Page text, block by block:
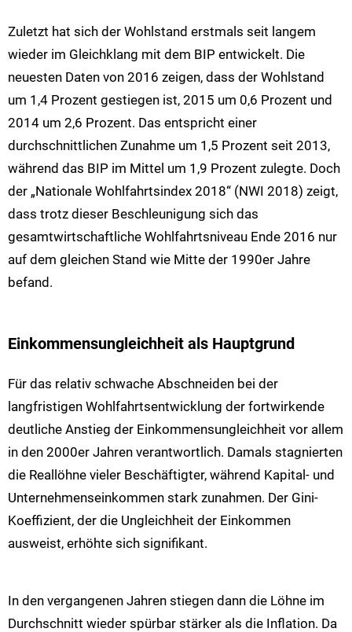
Zuletzt hat sich der Wohlstand erstmals seit langem
wieder im Gleichklang mit dem BIP entwickelt. Die
neuesten Daten von 2016 zeigen, dass der Wohlstand
um 1,4 Prozent gestiegen ist, 2015 um 0,6 Prozent und
2014 um 2,6 Prozent. Das entspricht einer
durchschnittlichen Zunahme um 1,5 Prozent seit 2013,
während das BIP im Mittel um 1,9 Prozent zulegte. Doch
der „Nationale Wohlfahrtsindex 2018“ (NWI 2018) zeigt,
dass trotz dieser Beschleunigung sich das
gesamtwirtschaftliche Wohlfahrtsniveau Ende 2016 nur
auf dem gleichen Stand wie Mitte der 1990er Jahre
befand.
Einkommensungleichheit als Hauptgrund
Für das relativ schwache Abschneiden bei der
langfristigen Wohlfahrtsentwicklung der fortwirkende
deutliche Anstieg der Einkommensungleichheit vor allem
in den 2000er Jahren verantwortlich. Damals stagnierten
die Reallöhne vieler Beschäftigter, während Kapital- und
Unternehmenseinkommen stark zunahmen. Der Gini-
Koeffizient, der die Ungleichheit der Einkommen
ausweist, erhöhte sich signifikant.
In den vergangenen Jahren stiegen dann die Löhne im
Durchschnitt wieder spürbar stärker als die Inflation. Da